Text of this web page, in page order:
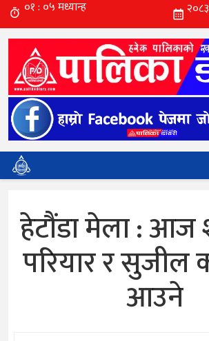
हेटौंडा मेला : आज
परियार र सुजील
आउने